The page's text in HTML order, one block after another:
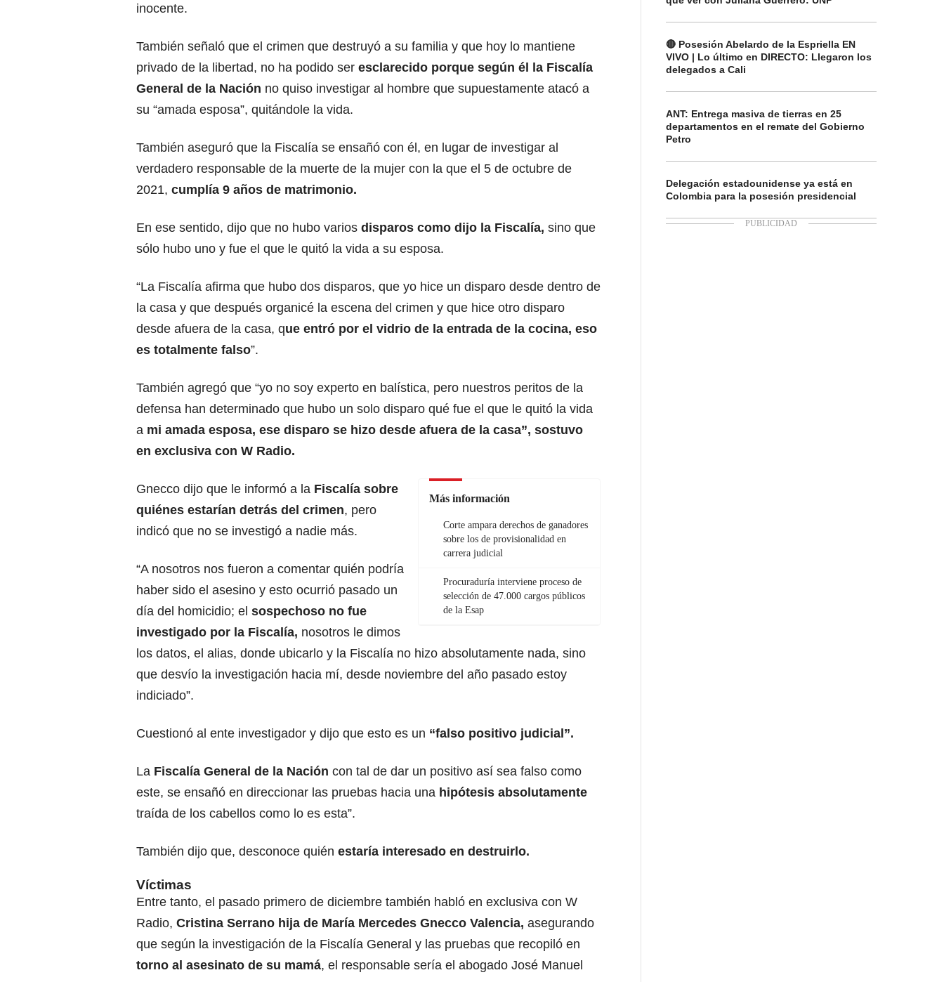
inocente.
También señaló que el crimen que destruyó a su familia y que hoy lo mantiene
privado de la libertad, no ha podido ser esclarecido porque según él la Fiscalía
General de la Nación no quiso investigar al hombre que supuestamente atacó a
su “amada esposa”, quitándole la vida.
También aseguró que la Fiscalía se ensañó con él, en lugar de investigar al
verdadero responsable de la muerte de la mujer con la que el 5 de octubre de
2021, cumplía 9 años de matrimonio.
En ese sentido, dijo que no hubo varios disparos como dijo la Fiscalía, sino que
sólo hubo uno y fue el que le quitó la vida a su esposa.
“La Fiscalía afirma que hubo dos disparos, que yo hice un disparo desde dentro de
la casa y que después organicé la escena del crimen y que hice otro disparo
desde afuera de la casa, que entró por el vidrio de la entrada de la cocina, eso
es totalmente falso”.
También agregó que “yo no soy experto en balística, pero nuestros peritos de la
defensa han determinado que hubo un solo disparo qué fue el que le quitó la vida
a mi amada esposa, ese disparo se hizo desde afuera de la casa”, sostuvo
en exclusiva con W Radio.
Más información
Corte ampara derechos de ganadores
sobre los de provisionalidad en
carrera judicial
Procuraduría interviene proceso de
selección de 47.000 cargos públicos
de la Esap
Gnecco dijo que le informó a la Fiscalía sobre
quiénes estarían detrás del crimen, pero
indicó que no se investigó a nadie más.
“A nosotros nos fueron a comentar quién podría
haber sido el asesino y esto ocurrió pasado un
día del homicidio; el sospechoso no fue
investigado por la Fiscalía, nosotros le dimos
los datos, el alias, donde ubicarlo y la Fiscalía no hizo absolutamente nada, sino
que desvío la investigación hacia mí, desde noviembre del año pasado estoy
indiciado”.
Cuestionó al ente investigador y dijo que esto es un “falso positivo judicial”.
La Fiscalía General de la Nación con tal de dar un positivo así sea falso como
este, se ensañó en direccionar las pruebas hacia una hipótesis absolutamente
traída de los cabellos como lo es esta”.
También dijo que, desconoce quién estaría interesado en destruirlo.
Víctimas
Entre tanto, el pasado primero de diciembre también habló en exclusiva con W
Radio, Cristina Serrano hija de María Mercedes Gnecco Valencia, asegurando
que según la investigación de la Fiscalía General y las pruebas que recopiló en
torno al asesinato de su mamá, el responsable sería el abogado José Manuel
🔴 Posesión Abelardo de la Espriella EN
VIVO | Lo último en DIRECTO: Llegaron los
delegados a Cali
ANT: Entrega masiva de tierras en 25
departamentos en el remate del Gobierno
Petro
Delegación estadounidense ya está en
Colombia para la posesión presidencial